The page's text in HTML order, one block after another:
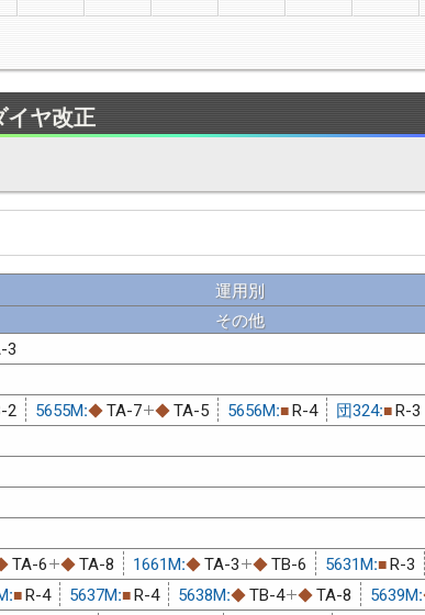
ヤ改正
運用別
その他
3
2 5655M:◆TA-7 ◆TA-5 5656M:■R-4 団324:■R-3
TA-6 ◆TA-8 1661M:◆TA-3 ◆TB-6 5631M:■R-3
■R-4 5637M:■R-4 5638M:◆TB-4 ◆TA-8 5639M: